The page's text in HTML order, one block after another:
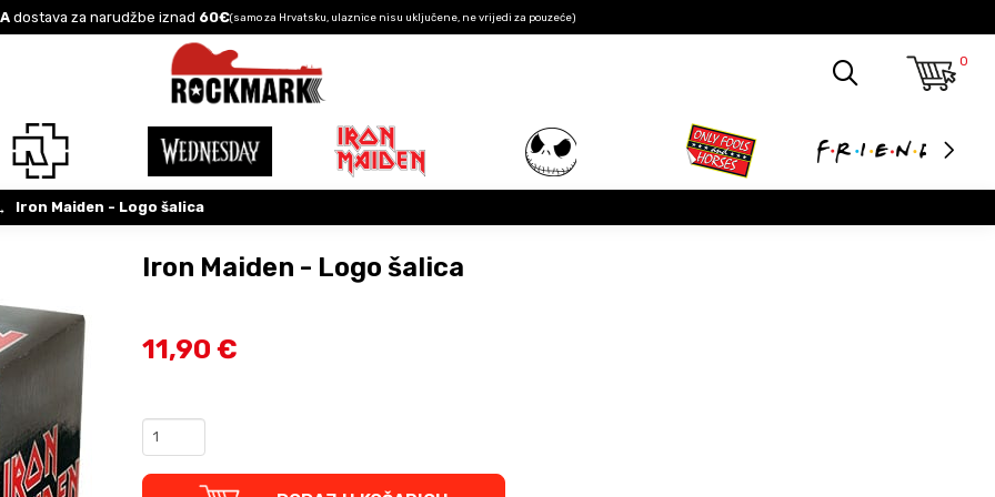
dostava za narudžbe iznad 60€(samo za Hrvatsku, ulaznice nisu uključene, ne vrijedi za pouzeće)
0
Iron Maiden - Logo šalica
Iron Maiden - Logo šalica
11,90 €
-